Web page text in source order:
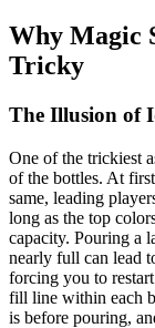
Why Magic
Tricky
The Illusion of
One of the trickiest
of the bottles. At
same, leading
long as the top
capacity. Pouring a
nearly full can lead
forcing you to
fill line within each
is before pouring,